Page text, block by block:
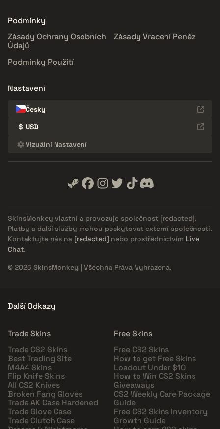
Podmínky
Zásady Ochrany Osobních
Údajů
Zásady Vracení Peněz
Podmínky Použití
Nastavení
Česky
$ USD
Vizuální Nastavení
SkinsMonkey vlastní a provozuje společnost [redacted].
Platby a další služby mohou poskytovat externí společnosti.
Kontaktujte nás na [redacted] nebo prostřednictvím Live
Chat.
© 2026 SkinsMonkey | Všechna Práva Vyhrazena.
Další Odkazy
Trade Skins
Trade CS2 Skins
Best Trading Site
M4A4 Skins
Flip Knife Skins
All CS2 Knives
Broken Fang Gloves
Trade AK Case Hardened
Trade Glove Case
Trade Clutch Case
Free Skins
Free CS2 Skins
How to get Free Skins
Loadout Under $10
How to Win CS2 Skins
Giveaways
CS2 Weekly Care Package
Guide
Free CS2 Skins Inventory
Growth Guide